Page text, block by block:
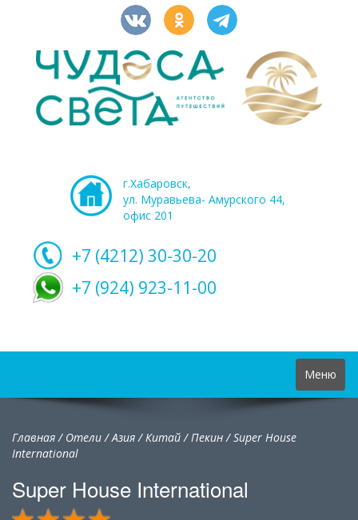
г.Хабаровск,
ул. Муравьева- Амурского 44,
офис 201
+7 (4212) 30-30-20
+7 (924) 923-11-00
Toggle
navigation
Меню
Главная/ Отели/Азия/Китай/Пекин /Super House
International
Super House International